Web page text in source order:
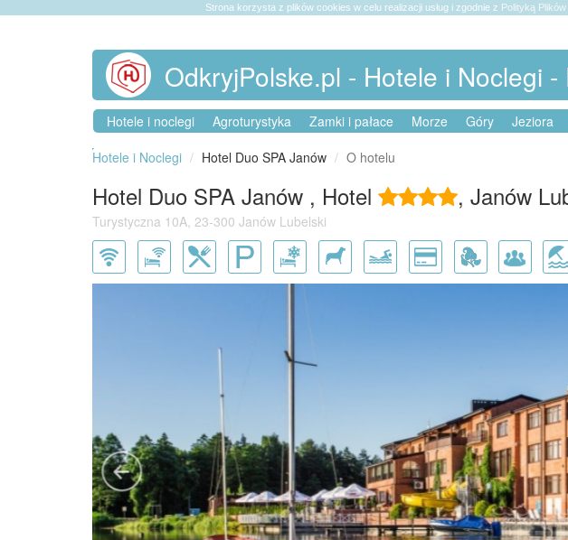
Strona korzysta z plików cookies w celu realizacji usług i zgodnie z Polityką
OdkryjPolske.pl - Hotele i Noclegi
Hotele i noclegi Agroturystyka Zamki i pałace Morze Góry Jeziora
Hotele i Noclegi
Hotel Duo SPA Janów O hotelu
Hotel Duo SPA Janów , Hotel , Janów
Turystyczna 10A, 23-300 Janów Lubelski